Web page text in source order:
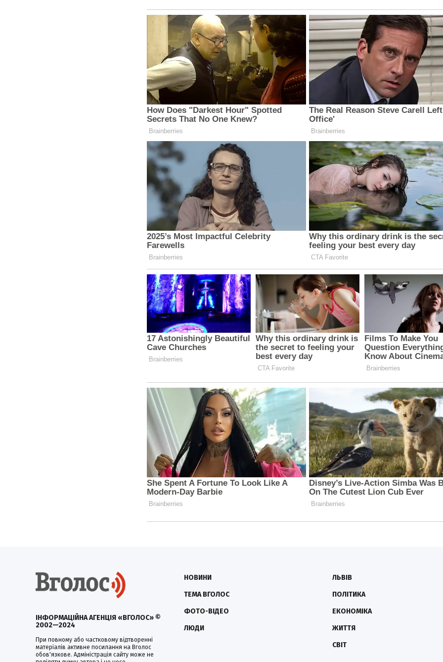
ІНФОРМАЦІЙНА АГЕНЦІЯ «ВГОЛОС» ©
2002—2024
При повному або частковому відтворенні
матеріалів активне посилання на Вголос
обов'язкове. Адміністрація сайту може не
НОВИНИ
ТЕМА ВГОЛОС
ФОТО-ВІДЕО
ЛЮДИ
ЛЬВІВ
ПОЛІТИКА
ЕКОНОМІКА
ЖИТТЯ
СВІТ